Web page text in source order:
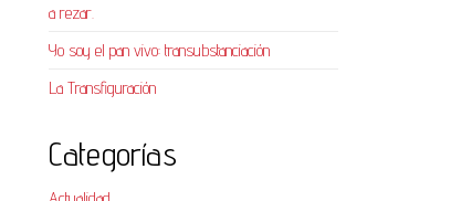
a rezar.
Yo soy el pan vivo: transubstanciación
La Transfiguración
Categorías